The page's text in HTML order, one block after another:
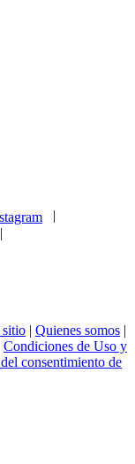
sitio | Quienes somos |
Condiciones de Uso y
consentimiento de